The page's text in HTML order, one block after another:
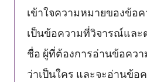
เข้าใจความหมายของข้อ
เป็นข้อความที่วิจารณ์แล
ชื่อ ผู้ที่ต้องการอ่านข้อคว
ว่าเป็นใคร และจะอ่านข้